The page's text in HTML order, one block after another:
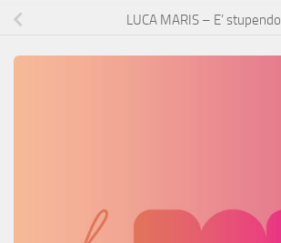
LUCA MARIS – E’ stupendo